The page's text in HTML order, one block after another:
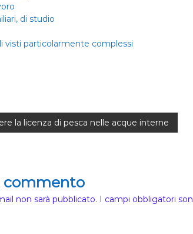
di studio
visti particolarmente complessi
la licenza di pesca nelle acque interne
commento
non sarà pubblicato. I campi obbligatori